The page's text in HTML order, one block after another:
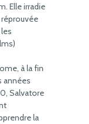
Elle irradie
à la fin
années
Salvatore
la